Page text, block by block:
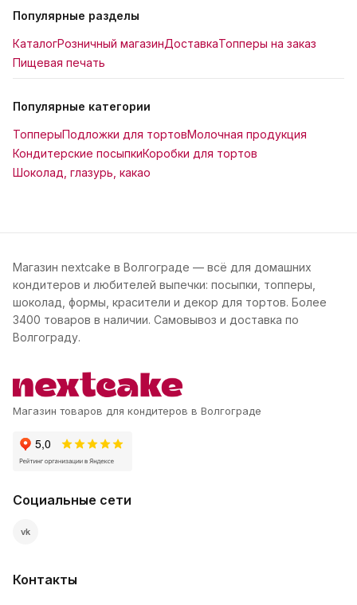
Популярные разделы
КаталогРозничный магазинДоставкаТопперы на заказ
Пищевая печать
Популярные категории
ТопперыПодложки для тортовМолочная продукция
Кондитерские посыпкиКоробки для тортов
Шоколад, глазурь, какао
Магазин nextcake в Волгограде — всё для домашних
кондитеров и любителей выпечки: посыпки, топперы,
шоколад, формы, красители и декор для тортов. Более
3400 товаров в наличии. Самовывоз и доставка по
Волгограду.
Магазин товаров для кондитеров в Волгограде
Социальные сети
vk
Контакты